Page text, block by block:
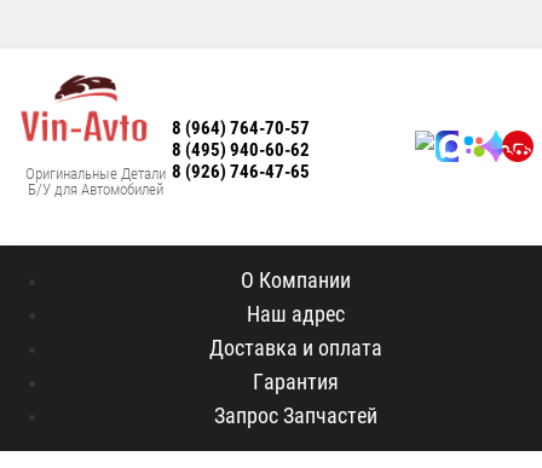
Оригинальные Детали
Б/У для Автомобилей
8 (964) 764-70-57
8 (495) 940-60-62
8 (926) 746-47-65
О Компании
Наш адрес
Доставка и оплата
Гарантия
Запрос Запчастей